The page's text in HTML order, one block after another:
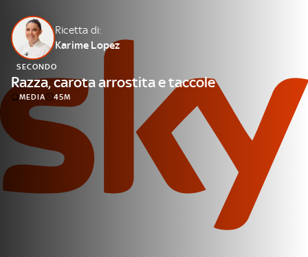
Cos’altro vedere:
PROGRAMMI SKY
Un mondo di offerte:
SKY.IT
NOW
Ricetta di:
Karime Lopez
SECONDO
Razza, carota arrostita e taccole
MEDIA 45M